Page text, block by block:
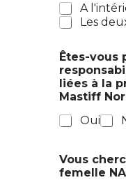
A
Les
Êtes-vous
liées à la
Mastiff
Oui
Vous
femelle